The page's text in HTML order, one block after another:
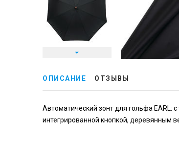
ОПИСАНИЕ ОТЗЫВЫ
Автоматический зонт для гольфа EARL:
интегрированной кнопкой, деревянным